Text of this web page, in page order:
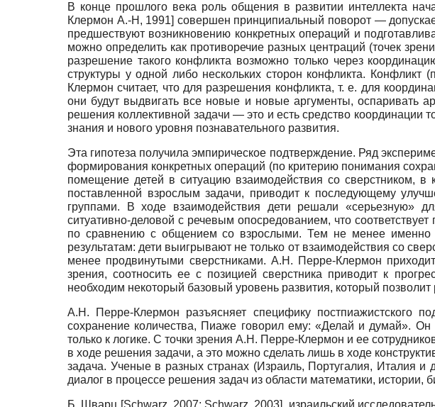
В конце прошлого века роль общения в развитии интеллекта
Клермон А.-Н, 1991] совершен принципиальный поворот —
предшествуют возникновению конкретных операций и
можно определить как противоречие разных центраций (точек
разрешение такого конфликта возможно только через
структуры у одной либо нескольких сторон конфликта. Конфликт
Клермон считает, что для разрешения конфликта, т. е. для
они будут выдвигать все новые и новые аргументы, оспаривать
решения коллективной задачи — это и есть средство координации
знания и нового уровня познавательного развития.
Эта гипотеза получила эмпирическое подтверждение. Ряд
формирования конкретных операций (по критерию понимания
помещение детей в ситуацию взаимодействия со сверстником,
поставленной взрослым задачи, приводит к последующему
группами. В ходе взаимодействия дети решали «серьезную»
ситуативно-деловой с речевым опосредованием, что
по сравнению с общением со взрослыми. Тем не менее именно
результатам: дети выигрывают не только от взаимодействия со
менее продвинутыми сверстниками. А.Н. Перре-Клермон
зрения, соотносить ее с позицией сверстника приводит к
необходим некоторый базовый уровень развития, который
А.Н. Перре-Клермон разъясняет специфику постпиажистского
сохранение количества, Пиаже говорил ему: «Делай и думай».
только к логике. С точки зрения А.Н. Перре-Клермон и ее
в ходе решения задачи, а это можно сделать лишь в ходе
задача. Ученые в разных странах (Израиль, Португалия, Италия
диалог в процессе решения задач из области математики, истории,